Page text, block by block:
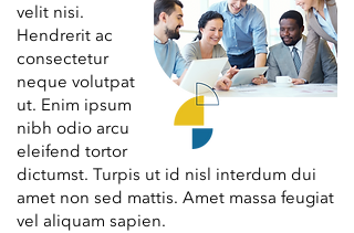
velit nisi.
Hendrerit ac
consectetur
neque volutpat
ut. Enim ipsum
nibh odio arcu
eleifend tortor
dictumst. Turpis ut id nisl interdum dui
amet non sed mattis. Amet massa feugiat
vel aliquam sapien.